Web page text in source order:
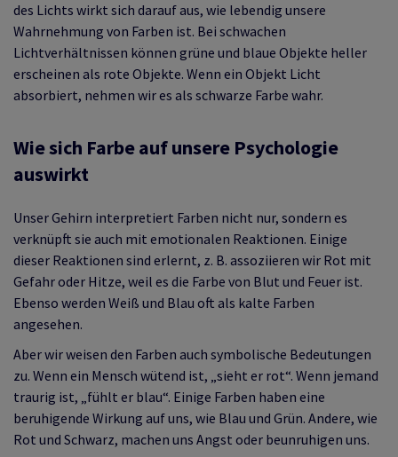
des Lichts wirkt sich darauf aus, wie lebendig unsere
Wahrnehmung von Farben ist. Bei schwachen
Lichtverhältnissen können grüne und blaue Objekte heller
erscheinen als rote Objekte. Wenn ein Objekt Licht
absorbiert, nehmen wir es als schwarze Farbe wahr.
Wie sich Farbe auf unsere Psychologie
auswirkt
Unser Gehirn interpretiert Farben nicht nur, sondern es
verknüpft sie auch mit emotionalen Reaktionen. Einige
dieser Reaktionen sind erlernt, z. B. assoziieren wir Rot mit
Gefahr oder Hitze, weil es die Farbe von Blut und Feuer ist.
Ebenso werden Weiß und Blau oft als kalte Farben
angesehen.
Aber wir weisen den Farben auch symbolische Bedeutungen
zu. Wenn ein Mensch wütend ist, „sieht er rot“. Wenn jemand
traurig ist, „fühlt er blau“. Einige Farben haben eine
beruhigende Wirkung auf uns, wie Blau und Grün. Andere, wie
Rot und Schwarz, machen uns Angst oder beunruhigen uns.